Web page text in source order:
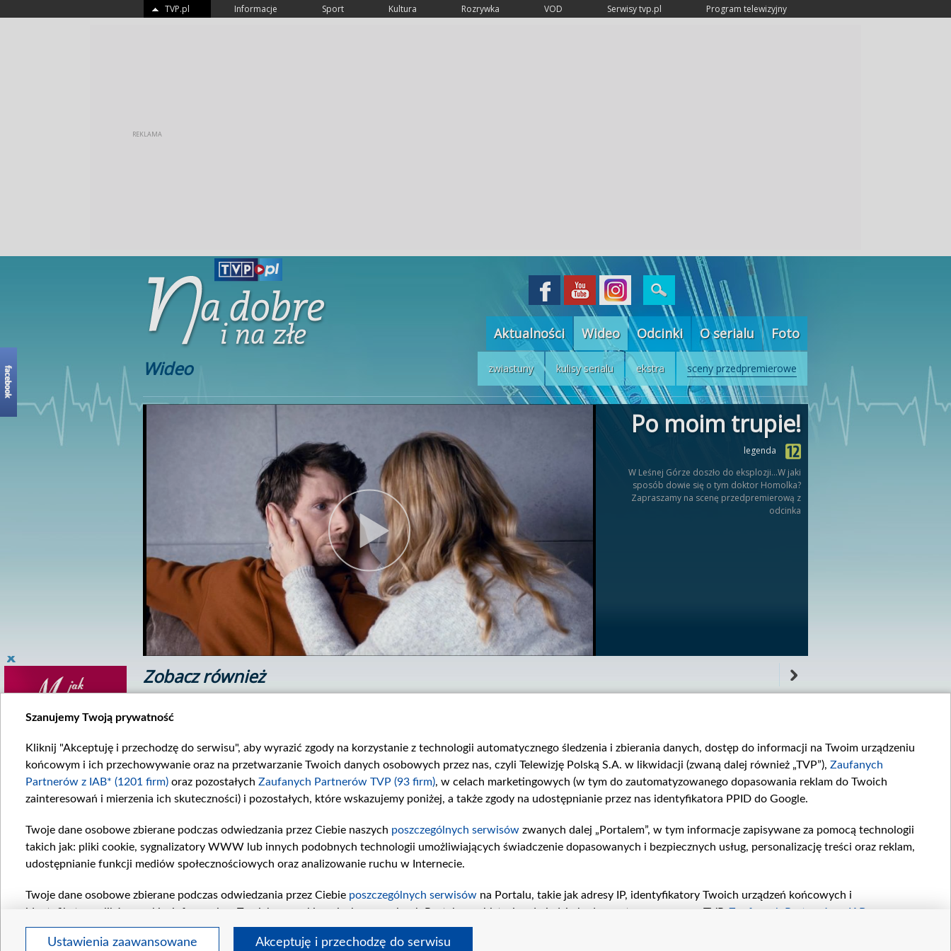
TVP.pl Informacje Sport Kultura Rozrywka VOD Serwisy tvp.pl Program telewizyjny
Aktualności Wideo Odcinki O serialu Foto
Wideo sceny przedpremierowe
ekstra
kulisy serialu
zwiastuny
Po moim trupie!
legenda
W Leśnej Górze doszło do eksplozji...W jaki
sposób dowie się o tym doktor Homolka?
Zapraszamy na scenę przedpremierową z
odcinka
Zobacz również
Lekarz starej daty
Spowiedź
Po mamusi
Komentarze
Szanujemy Twoją prywatność
Kliknij "Akceptuję i przechodzę do serwisu", aby wyrazić zgody na korzystanie z technologii automatycznego śledzenia i zbierania danych, dostęp do informacji na Twoim urządzeniu
końcowym i ich przechowywanie oraz na przetwarzanie Twoich danych osobowych przez nas, czyli Telewizję Polską S.A. w likwidacji (zwaną dalej również „TVP”), Zaufanych
Partnerów z IAB* (1201 firm) oraz pozostałych Zaufanych Partnerów TVP (93 firm), w celach marketingowych (w tym do zautomatyzowanego dopasowania reklam do Twoich
zainteresowań i mierzenia ich skuteczności) i pozostałych, które wskazujemy poniżej, a także zgody na udostępnianie przez nas identyfikatora PPID do Google.
Twoje dane osobowe zbierane podczas odwiedzania przez Ciebie naszych poszczególnych serwisów zwanych dalej „Portalem”, w tym informacje zapisywane za pomocą technologii
takich jak: pliki cookie, sygnalizatory WWW lub innych podobnych technologii umożliwiających świadczenie dopasowanych i bezpiecznych usług, personalizację treści oraz reklam,
udostępnianie funkcji mediów społecznościowych oraz analizowanie ruchu w Internecie.
Twoje dane osobowe zbierane podczas odwiedzania przez Ciebie poszczególnych serwisów na Portalu, takie jak adresy IP, identyfikatory Twoich urządzeń końcowych i
identyfikatory plików cookie, informacje o Twoich wyszukiwaniach w serwisach Portalu czy historia odwiedzin będą przetwarzane przez TVP, Zaufanych Partnerów z IAB
pozostałychZaufanych Partnerów TVP
dla realizacji następujących celów i funkcji: przechowywania informacji na urządzeniu lub dostęp do nich, wyboru podstawowych reklam,
wyboru spersonalizowanych reklam, tworzenia profilu spersonalizowanych reklam, tworzenia profilu spersonalizowanych treści, wyboru spersonalizowanych treści, pomiaru
Ustawienia zaawansowane Akceptuję i przechodzę do serwisu